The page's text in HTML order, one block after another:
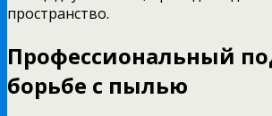
пространство.
Профессиональный
борьбе с пылью